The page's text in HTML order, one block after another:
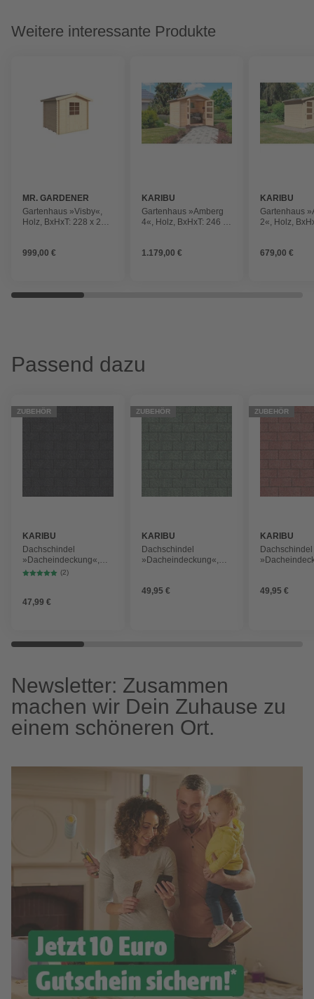
Weitere interessante Produkte
MR. GARDENER
Gartenhaus »Visby«,
Holz, BxHxT: 228 x 227
999,00 €
KARIBU
Gartenhaus »Amberg
4«, Holz, BxHxT: 246 x
Dachüberstand)
1.179,00 €
KARIBU
Gartenhaus
2«, Holz,
679,00 €
Passend dazu
ZUBEHÖR
KARIBU
Dachschindel
»Dacheindeckung«,
Bitumen, schwarz,
(2)
47,99 €
ZUBEHÖR
KARIBU
Dachschindel
»Dacheindeckung«,
49,95 €
ZUBEHÖR
KARIBU
Dachschindel
49,95 €
Newsletter: Zusammen
machen wir Dein Zuhause zu
einem schöneren Ort.